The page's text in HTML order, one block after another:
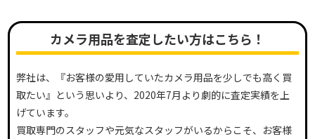
カメラ用品を査定したい方はこちら！
弊社は、『お客様の愛用していたカメラ用品を少しでも高く買
取たい』という思いより、2020年7月より劇的に査定実績を上
げています。
買取専門のスタッフや元気なスタッフがいるからこそ、お客様